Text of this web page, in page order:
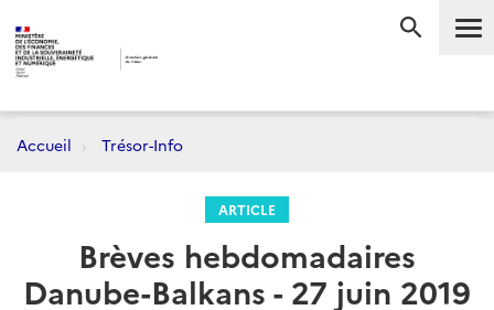
Accueil Trésor-Info
ARTICLE
Brèves hebdomadaires
Danube-Balkans - 27 juin 2019